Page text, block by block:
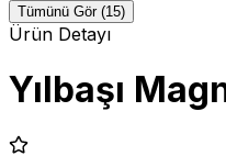
Tümünü Gör (15)
Ürün Detayı
Yılbaşı